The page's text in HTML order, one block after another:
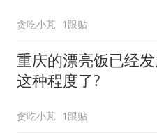
贪吃小芃 1跟贴
重庆的漂亮饭已经
这种程度了?
贪吃小芃 1跟贴